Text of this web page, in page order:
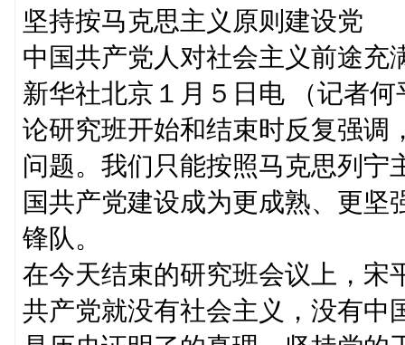
坚持按马克思主义原则建设党
中国共产党人对社会主义前途充
新华社北京１月５日电 （记者
论研究班开始和结束时反复强调
问题。我们只能按照马克思列宁
国共产党建设成为更成熟、更
锋队。
在今天结束的研究班会议上，宋
共产党就没有社会主义，没有中